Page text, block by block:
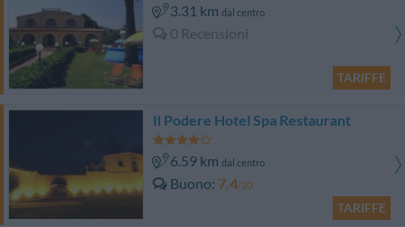
3.31 km dal centro
0 Recensioni
TARIFFE
Il Podere Hotel Spa Restaurant
6.59 km dal centro
Buono 7.4/10
TARIFFE